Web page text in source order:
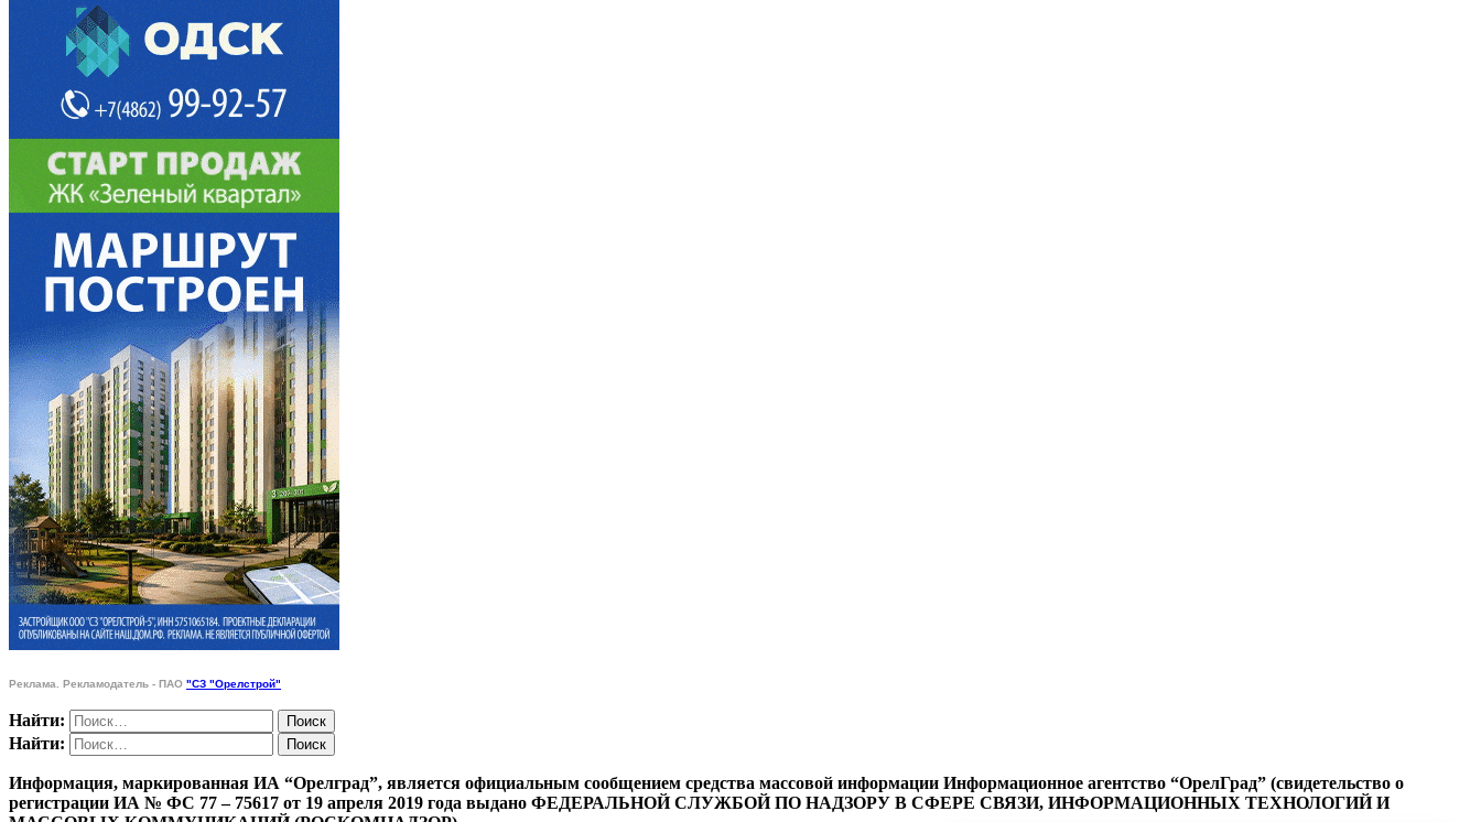
Реклама. Рекламодатель - ПАО "СЗ "Орелстрой"
Найти:
Найти:
Информация, маркированная ИА “Орелград”, является официальным сообщением средства массовой информации Информационное агентство “ОрелГрад” (свидетельство о
регистрации ИА № ФС 77 – 75617 от 19 апреля 2019 года выдано ФЕДЕРАЛЬНОЙ СЛУЖБОЙ ПО НАДЗОРУ В СФЕРЕ СВЯЗИ, ИНФОРМАЦИОННЫХ ТЕХНОЛОГИЙ И